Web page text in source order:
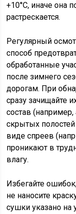
+10°C, иначе она
растрескается.
Регулярный
способ
обработанные
после зимнего
дорогам. При
сразу зачищайте
состав
скрытых
виде спреев
проникают в
влагу.
Избегайте
не наносите
сушки указано на